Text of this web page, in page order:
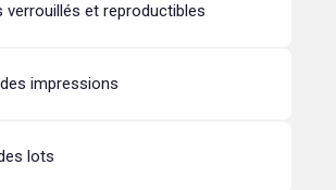
verrouillés et reproductibles
impressions
lots